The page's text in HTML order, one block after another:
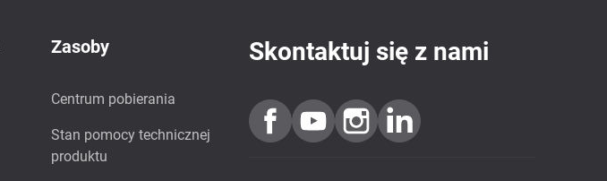
Zasoby
Centrum pobierania
Stan pomocy technicznej
produktu
Skontaktuj się z nami